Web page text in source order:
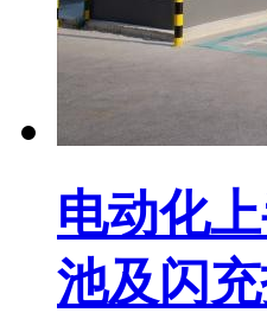
电动化
池及闪